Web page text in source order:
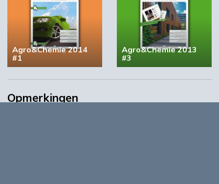
Agro&Chemie 2014
#1
Agro&Chemie 2013
#3
Opmerkingen